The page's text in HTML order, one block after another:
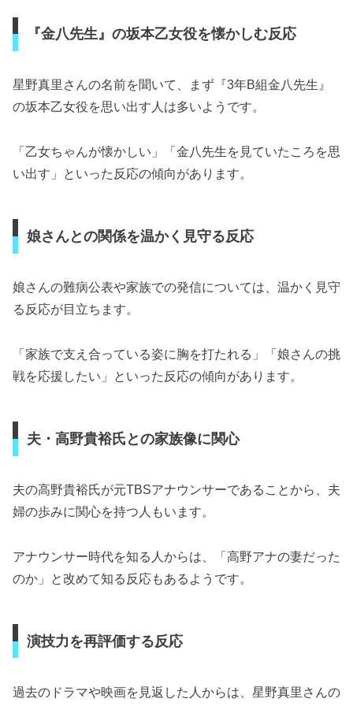
『金八先生』の坂本乙女役を懐かしむ反応
星野真里さんの名前を聞いて、まず『3年B組金八先生』
の坂本乙女役を思い出す人は多いようです。
「乙女ちゃんが懐かしい」「金八先生を見ていたころを思
い出す」といった反応の傾向があります。
娘さんとの関係を温かく見守る反応
娘さんの難病公表や家族での発信については、温かく見守
る反応が目立ちます。
「家族で支え合っている姿に胸を打たれる」「娘さんの挑
戦を応援したい」といった反応の傾向があります。
夫・高野貴裕氏との家族像に関心
夫の高野貴裕氏が元TBSアナウンサーであることから、夫
婦の歩みに関心を持つ人もいます。
アナウンサー時代を知る人からは、「高野アナの妻だった
のか」と改めて知る反応もあるようです。
演技力を再評価する反応
過去のドラマや映画を見返した人からは、星野真里さんの